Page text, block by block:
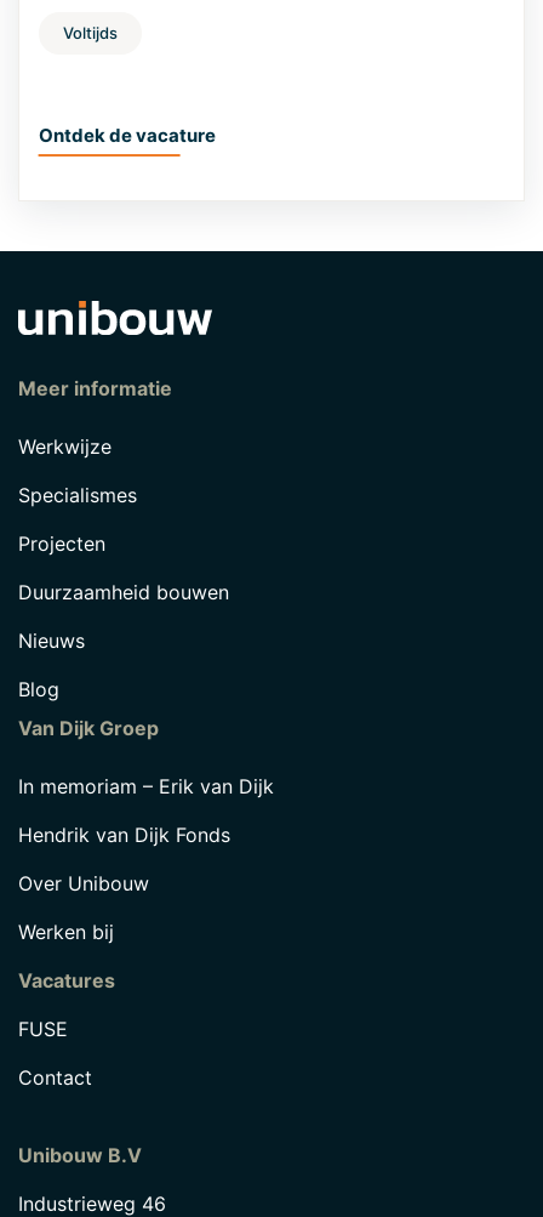
Voltijds
Ontdek de vacature
Meer informatie
Werkwijze
Specialismes
Projecten
Duurzaamheid bouwen
Nieuws
Blog
Van Dijk Groep
In memoriam – Erik van Dijk
Hendrik van Dijk Fonds
Over Unibouw
Werken bij
Vacatures
FUSE
Contact
Unibouw B.V
Industrieweg 46